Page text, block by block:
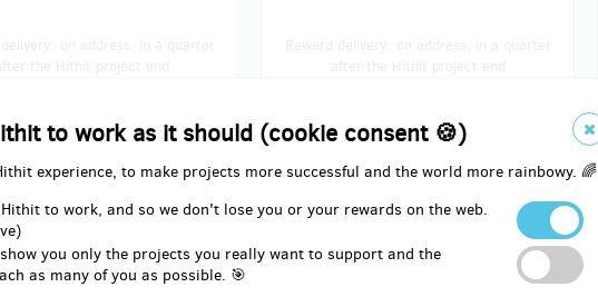
to work as it should (cookie consent 🍪)
experience, to make projects more successful and the world more rainbowy. 🌈
to work, and so we don't lose you or your rewards on the web.
you only the projects you really want to support and the
as many of you as possible. 🎯
remaining 5from 10
na ONY i se
informacemi
remaining 16 from 40
Jako první dostanete knihu s fotografiemi